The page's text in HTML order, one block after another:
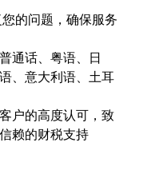
的问题，确保服务
通话、粤语、日
、意大利语、土耳
户的高度认可，致
赖的财税支持